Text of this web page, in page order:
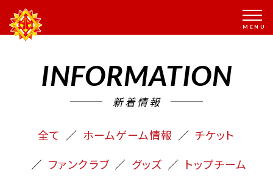
INFORMATION
新着情報
全て ホームゲーム情報
チケット
ファンクラブ
グッズ
トップチーム